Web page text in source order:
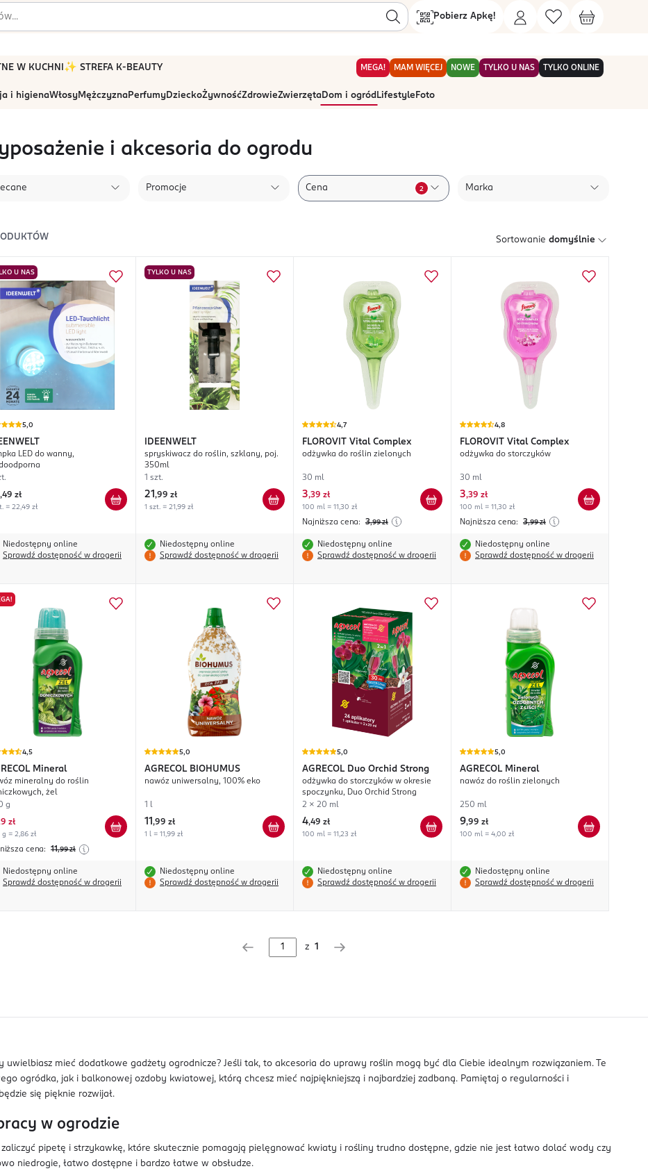
Pobierz Apkę!
W KUCHNI ✨ STREFA K-BEAUTY MEGA! MAM WIĘCEJ NOWE TYLKO U NAS TYLKO ONLINE
i higienaWłosyMężczyznaPerfumyDzieckoŻywnośćZdrowieZwierzętaDom i ogród Lifestyle Foto
i akcesoria do ogrodu
Promocje Cena 2 Marka
Sortowanie domyślnie
U NAS
5,0
LED do wanny,
,49 zł
= 22,49 zł
Niedostępny online
Sprawdź dostępność w drogerii
TYLKO U NAS
IDEENWELT
spryskiwacz do roślin, szklany, poj.
350ml
1 szt.
21 ,99 zł
1 szt. = 21,99 zł
Niedostępny online
Sprawdź dostępność w drogerii
4,7
FLOROVIT Vital Complex
odżywka do roślin zielonych
30 ml
3,39 zł
100 ml = 11,30 zł
Najniższa cena: 3,99 zł
Niedostępny online
Sprawdź dostępność w drogerii
4,8
FLOROVIT Vital Complex
odżywka do storczyków
30 ml
3,39 zł
100 ml = 11,30 zł
Najniższa cena: 3,99 zł
Niedostępny online
Sprawdź dostępność w drogerii
4,5
Mineral
mineralny do roślin
żel
g
zł
g = 2,86 zł
cena: 11,99 zł
Niedostępny online
Sprawdź dostępność w drogerii
5,0
AGRECOL BIOHUMUS
nawóz uniwersalny, 100% eko
1 l
11 ,99 zł
1 l = 11,99 zł
Niedostępny online
Sprawdź dostępność w drogerii
5,0
AGRECOL Duo Orchid Strong
odżywka do storczyków w okresie
spoczynku, Duo Orchid Strong
2 x 20 ml
4,49 zł
100 ml = 11,23 zł
Niedostępny online
Sprawdź dostępność w drogerii
5,0
AGRECOL Mineral
nawóz do roślin zielonych
250 ml
9,99 zł
100 ml = 4,00 zł
Niedostępny online
Sprawdź dostępność w drogerii
z 1
uwielbiasz mieć dodatkowe gadżety ogrodnicze? Jeśli tak, to akcesoria do uprawy roślin mogą być dla Ciebie idealnym rozwiązaniem. Te
ogródka, jak i balkonowej ozdoby kwiatowej, którą chcesz mieć najpiękniejszą i najbardziej zadbaną. Pamiętaj o regularności i
się pięknie rozwijał.
w ogrodzie
pipetę i strzykawkę, które skutecznie pomagają pielęgnować kwiaty i rośliny trudno dostępne, gdzie nie jest łatwo dolać wody czy
niedrogie, łatwo dostępne i bardzo łatwe w obsłudze.